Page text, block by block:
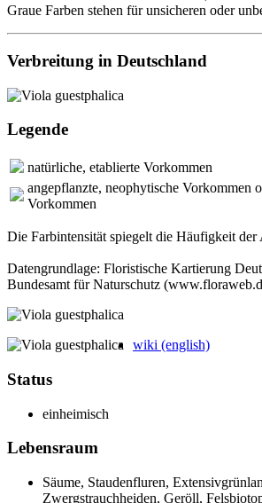
Graue Farben stehen für unsicheren oder
Verbreitung in Deutschland
Legende
natürliche, etablierte Vorkommen
angepflanzte, neophytische Vorkommen
Vorkommen
Die Farbintensität spiegelt die Häufigkeit der
Datengrundlage: Floristische Kartierung
Bundesamt für Naturschutz
Status
einheimisch
Lebensraum
Säume, Stauden­fluren,
Zwerg­strauch­heiden, Geröll,
wiki (english)